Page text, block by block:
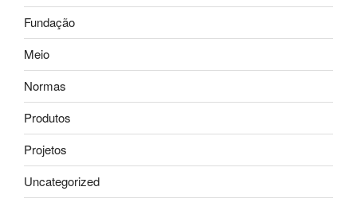
Fundação
Meio
Normas
Produtos
Projetos
Uncategorized